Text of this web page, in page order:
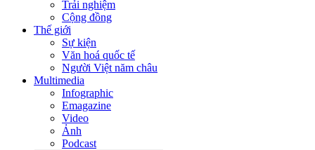
Trải nghiệm
Cộng đồng
Thế giới
Sự kiện
Văn hoá quốc tế
Người Việt năm châu
Multimedia
Infographic
Emagazine
Video
Ảnh
Podcast